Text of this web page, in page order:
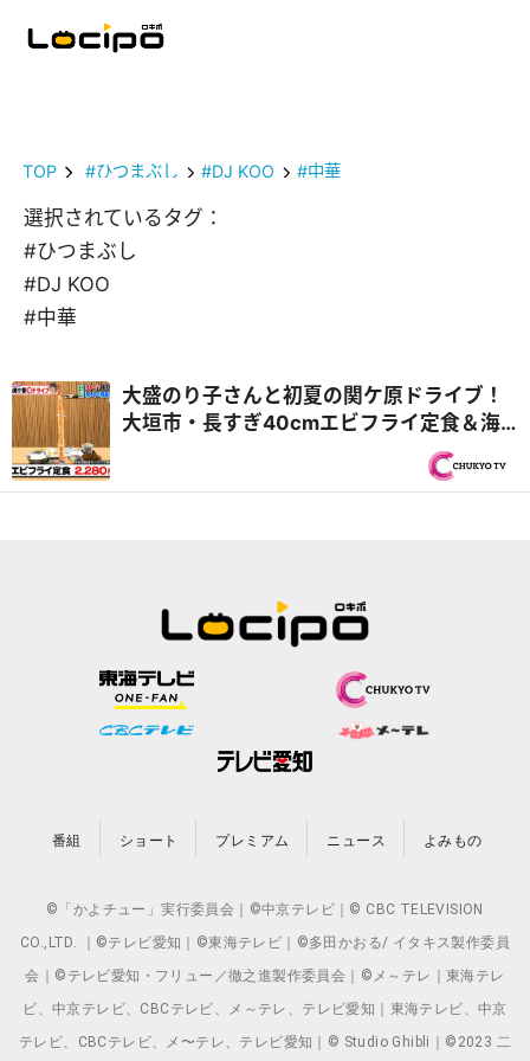
TOP #ひつまぶし #DJ KOO #中華
選択されているタグ：
#ひつまぶし
#DJ KOO
#中華
大盛のり子さんと初夏の関ケ原ドライブ！
大垣市・長すぎ40cmエビフライ定食＆海
津市・飛騨牛中華食べ放題！？『PS純金
番組 ショート プレミアム ニュース よみもの
©「かよチュー」実行委員会｜©中京テレビ｜© CBC TELEVISION
CO.,LTD. ｜©テレビ愛知｜©東海テレビ｜©多田かおる/ イタキス製作委員
会｜©テレビ愛知・フリュー／徹之進製作委員会｜©メ～テレ｜東海テレ
ビ、中京テレビ、CBCテレビ、メ～テレ、テレビ愛知｜東海テレビ、中京
テレビ、CBCテレビ、メ〜テレ、テレビ愛知｜© Studio Ghibli｜©2023 二